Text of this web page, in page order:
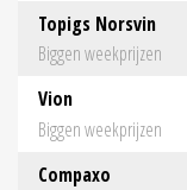
Topigs Norsvin
Biggen weekprijzen
Vion
Biggen weekprijzen
Compaxo